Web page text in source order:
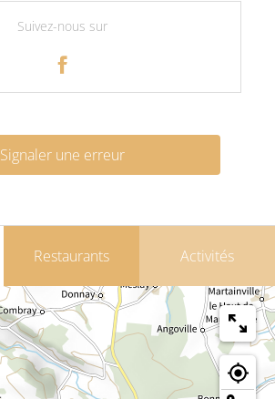
Suivez-nous sur
Signaler une erreur
Restaurants Activités